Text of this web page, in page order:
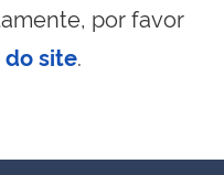
por favor
site.